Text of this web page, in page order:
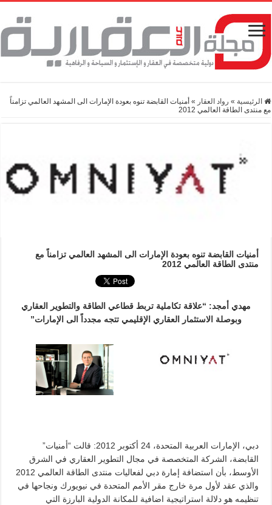
الرئيسية » رواد العقار » أمنيات القابضة تنوه بعودة الإمارات الى المشهد العالمي تزامناً
مع منتدى الطاقة العالمي 2012
أمنيات القابضة تنوه بعودة الإمارات الى المشهد العالمي تزامناً مع
منتدى الطاقة العالمي 2012
مهدي أمجد: “علاقة تكاملية تربط قطاعي الطاقة والتطوير العقاري
وبوصلة الاستثمار العقاري الإقليمي تتجه مجدداً الى الإمارات”
دبي، الإمارات العربية المتحدة، 24 أكتوبر 2012: قالت “أمنيات”
القابضة، الشركة المتخصصة في مجال التطوير العقاري في الشرق
الأوسط، بأن استضافة إمارة دبي لفعاليات منتدى الطاقة العالمي 2012
والذي عقد لأول مرة خارج مقر الأمم المتحدة في نيويورك ونجاحها في
تنظيمه هو دلالة استراتيجية اضافية للمكانة الدولية البارزة التي